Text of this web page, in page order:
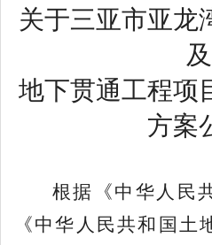
关于三亚市亚龙
及
地下贯通工程项
方案
根据《中华人民
《中华人民共和国土